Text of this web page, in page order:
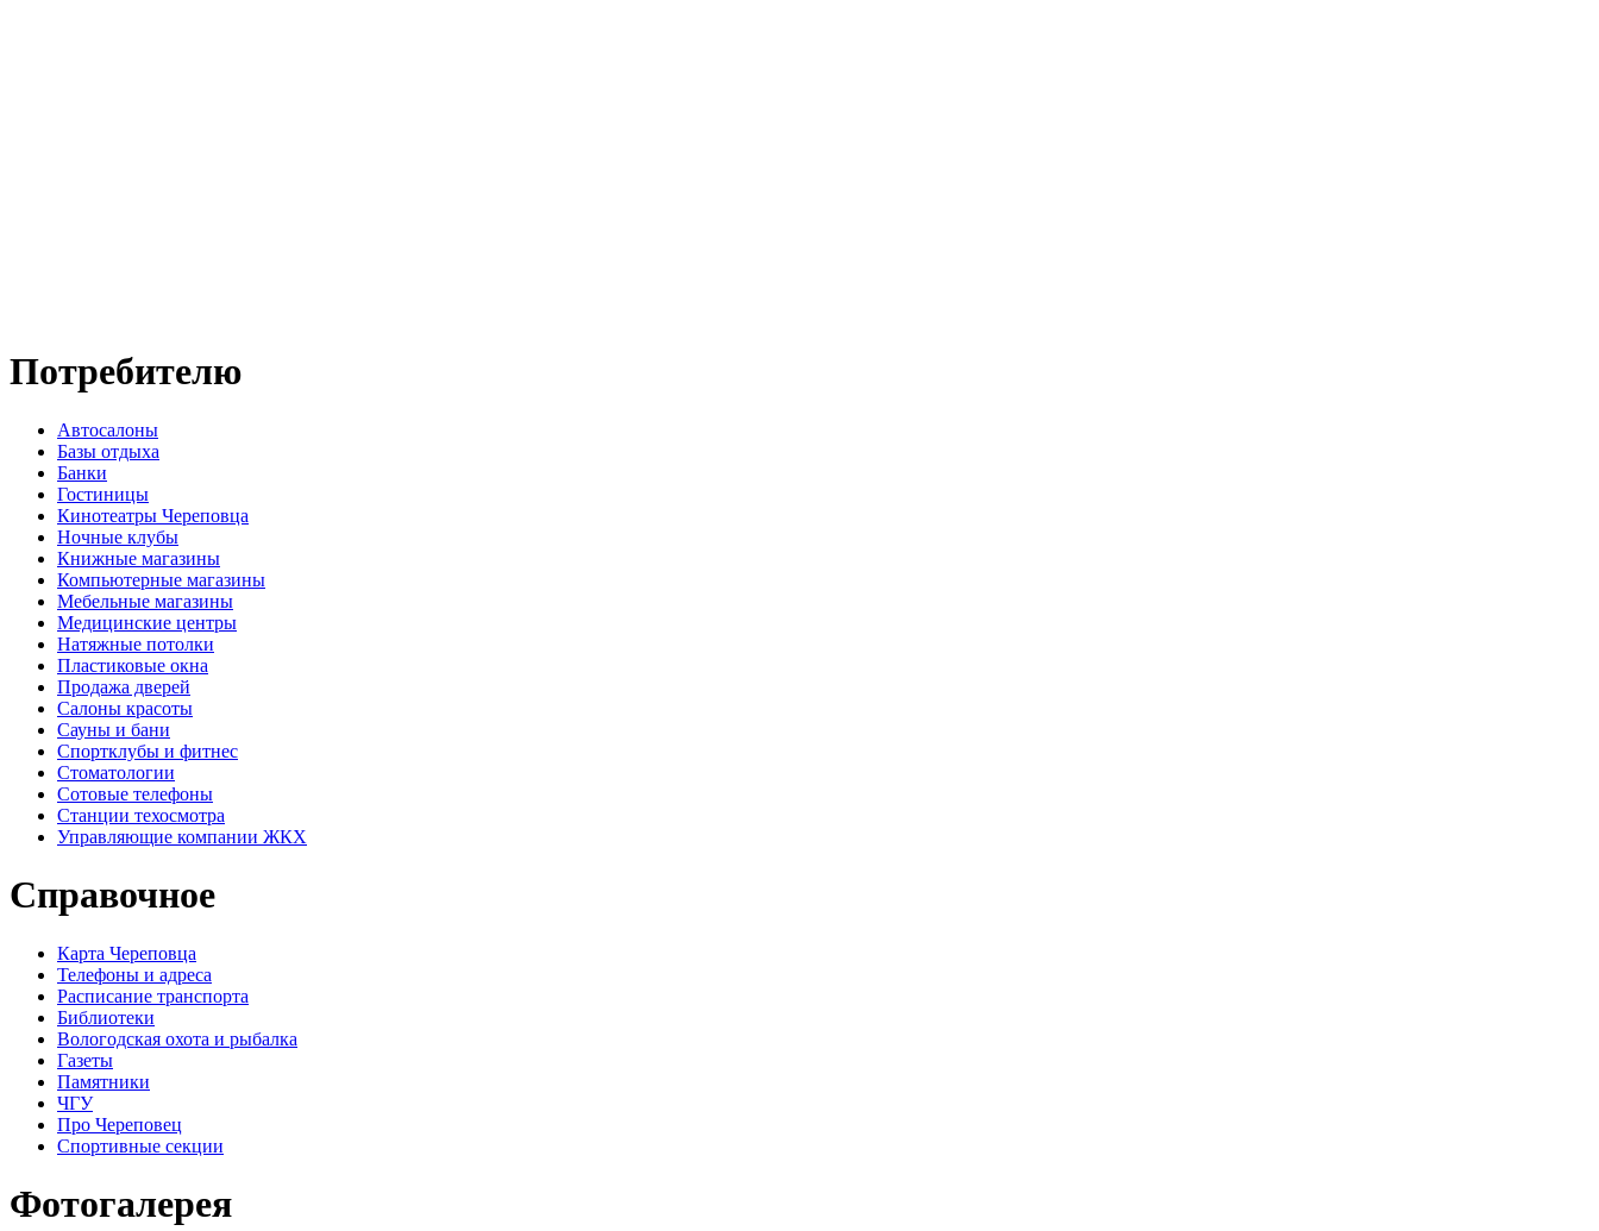
Потребителю
Автосалоны
Базы отдыха
Банки
Гостиницы
Кинотеатры Череповца
Ночные клубы
Книжные магазины
Компьютерные магазины
Мебельные магазины
Медицинские центры
Натяжные потолки
Пластиковые окна
Продажа дверей
Салоны красоты
Сауны и бани
Спортклубы и фитнес
Стоматологии
Сотовые телефоны
Станции техосмотра
Управляющие компании ЖКХ
Справочное
Карта Череповца
Телефоны и адреса
Расписание транспорта
Библиотеки
Вологодская охота и рыбалка
Газеты
Памятники
ЧГУ
Про Череповец
Спортивные секции
Фотогалерея